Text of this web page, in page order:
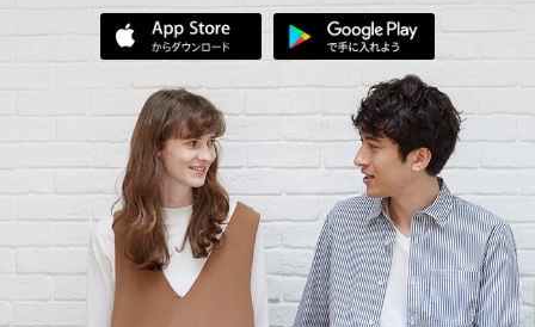
App Storeからダウンロード